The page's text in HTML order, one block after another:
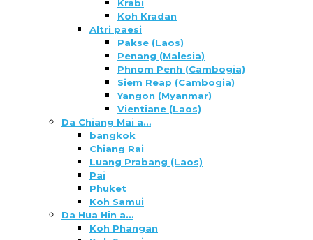
Krabi
Koh Kradan
Altri paesi
Pakse (Laos)
Penang (Malesia)
Phnom Penh (Cambogia)
Siem Reap (Cambogia)
Yangon (Myanmar)
Vientiane (Laos)
Da Chiang Mai a…
bangkok
Chiang Rai
Luang Prabang (Laos)
Pai
Phuket
Koh Samui
Da Hua Hin a…
Koh Phangan